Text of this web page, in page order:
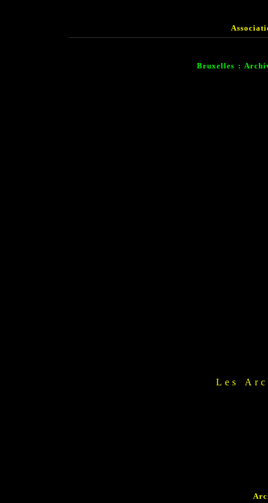
Bruxelles :
Les